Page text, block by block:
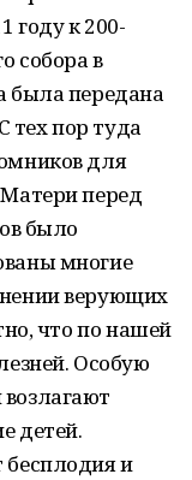
году к 200-
собора в
была передана
тех пор туда
для
перед
было
многие
верующих
что по нашей
Особую
детей.
бесплодия и